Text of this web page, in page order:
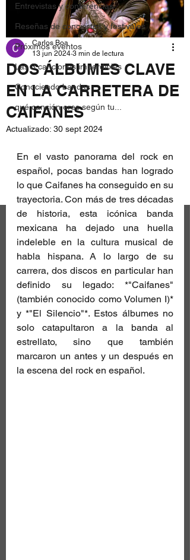
Entrevistas y conferencias
Reseñas de conciertos y festivales
Próximos eventos
Las 3 canciones imperdibles
Conociendo bandas
qué canción eres según tu...
DOS ÁLBUMES CLAVE
EN LA CARRETERA DE
CAIFANES
Carlos Boa
13 jun 2024 3 min de lectura
Actualizado: 30 sept 2024
En el vasto panorama del rock en
español, pocas bandas han logrado
lo que Caifanes ha conseguido en su
trayectoria. Con más de tres décadas
de historia, esta icónica banda
mexicana ha dejado una huella
indeleble en la cultura musical de
habla hispana. A lo largo de su
carrera, dos discos en particular han
definido su legado: *"Caifanes"
(también conocido como Volumen I)*
y *"El Silencio"*. Estos álbumes no
solo catapultaron a la banda al
estrellato, sino que también
marcaron un antes y un después en
la escena del rock en español.